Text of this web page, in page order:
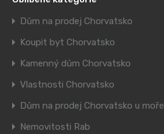
Dům na prodej Chorvatsko
Koupit byt Chorvatsko
Kamenný dům Chorvatsko
Vlastnosti Chorvatsko
Dům na prodej Chorvatsko u moře
Nemovitosti Rab